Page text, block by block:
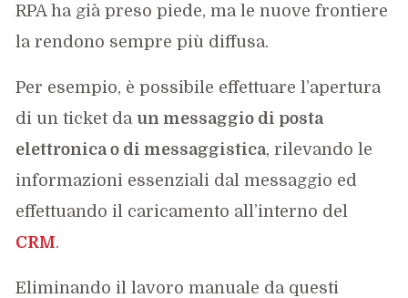
RPA ha già preso piede, ma le nuove frontiere
la rendono sempre più diffusa.
Per esempio, è possibile effettuare l’apertura
di un ticket daun messaggio di posta
elettronica o di messaggistica, rilevando le
informazioni essenziali dal messaggio ed
effettuando il caricamento all’interno del
CRM.
Eliminando il lavoro manuale da questi